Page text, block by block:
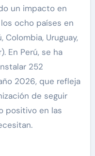
un impacto en
ocho países en
Colombia, Uruguay,
En Perú, se ha
252
2026, que refleja
de seguir
positivo en las